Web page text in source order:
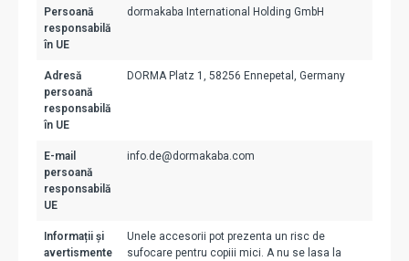
Persoană
responsabilă
în UE
dormakaba International Holding GmbH
Adresă
persoană
responsabilă
în UE
DORMA Platz 1, 58256 Ennepetal, Germany
E-mail
persoană
responsabilă
UE
info.de@dormakaba.com
Informații și
avertismente
Unele accesorii pot prezenta un risc de
sufocare pentru copiii mici. A nu se lasa la